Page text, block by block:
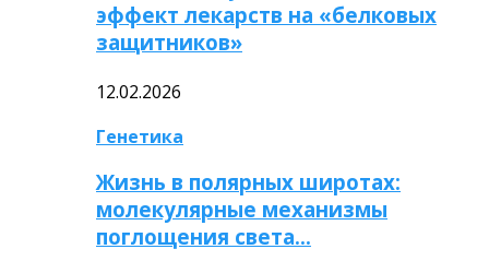
эффект лекарств на «белковых
защитников»
12.02.2026
Генетика
Жизнь в полярных широтах:
молекулярные механизмы
поглощения света…